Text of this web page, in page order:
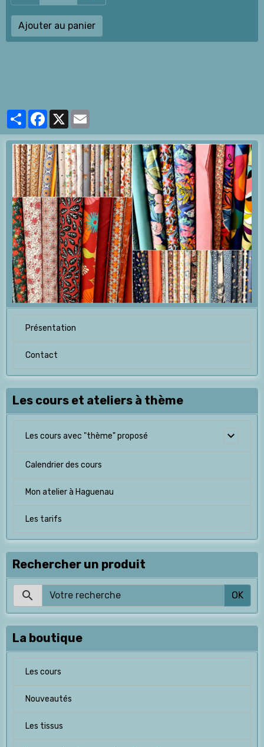
Ajouter au panier
PartagerFacebook
Présentation
Contact
Les cours et ateliers à thème
Les cours avec "thème" proposé
Calendrier des cours
Mon atelier à Haguenau
Les tarifs
Rechercher un produit
OK
La boutique
Les cours
Nouveautés
Les tissus